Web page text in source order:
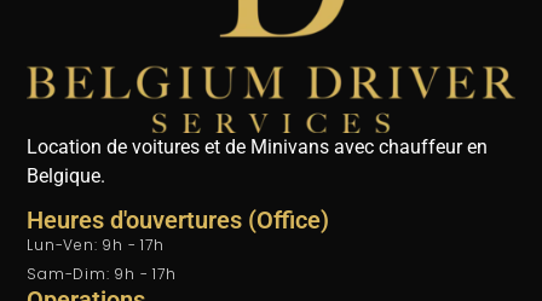
Location de voitures et de Minivans avec chauffeur en
Belgique.
Heures d'ouvertures (Office)
Lun-Ven: 9h - 17h
Sam-Dim: 9h - 17h